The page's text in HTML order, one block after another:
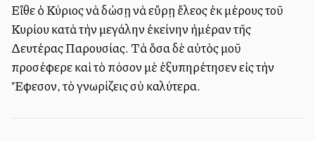
Εἴθε ὁ Κύριος νὰ δώσῃ νὰ εὕρῃ ἔλεος ἐκ μέρους τοῦ
Κυρίου κατὰ τὴν μεγάλην ἐκείνην ἡμέραν τῆς
Δευτέρας Παρουσίας. Τὰ ὅσα δὲ αὐτὸς μοῦ
προσέφερε καὶ τὸ πόσον μὲ ἐξυπηρέτησεν εἰς τὴν
Ἔφεσον, τὸ γνωρίζεις σὺ καλύτερα.